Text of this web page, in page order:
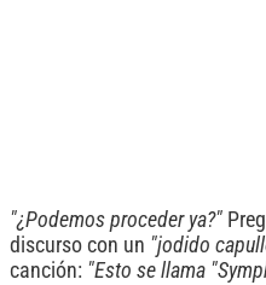
"¿Podemos proceder ya?"
discurso con un "jodido
canción: "Esto se llama